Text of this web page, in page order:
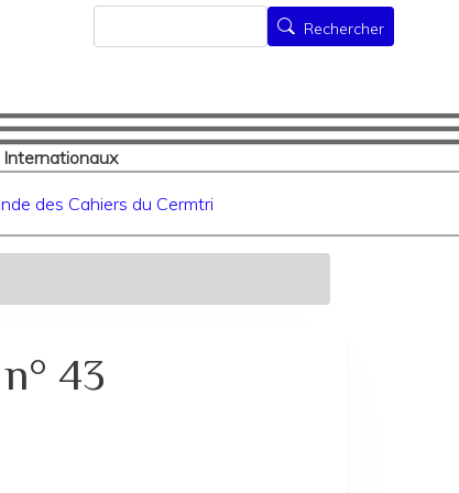
Rechercher
Rechercher
des Cahiers du Cermtri
43